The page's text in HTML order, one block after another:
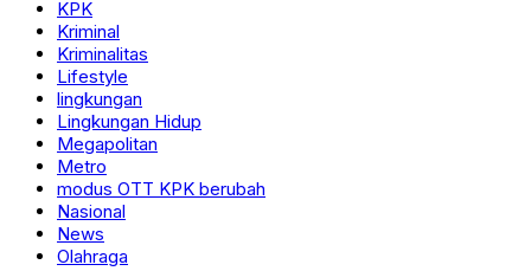
KPK
Kriminal
Kriminalitas
Lifestyle
lingkungan
Lingkungan Hidup
Megapolitan
Metro
modus OTT KPK berubah
Nasional
News
Olahraga